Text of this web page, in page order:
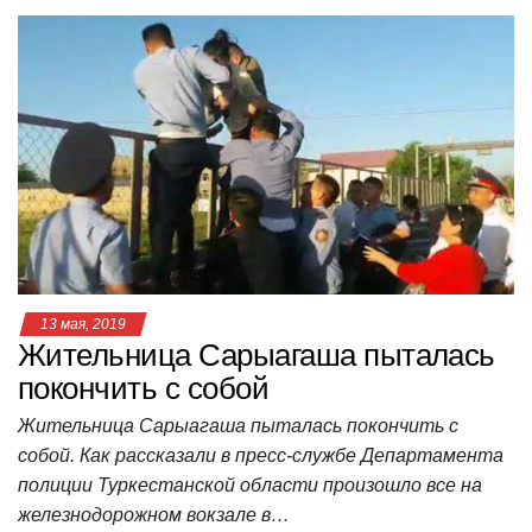
at
p
c
o
o
k
tt
er
n
o
kl
a
ss
ni
e
a
m
.R er п
в
и
т
ь
13 мая, 2019
Жительница Сарыагаша пыталась
покончить с собой
Жительница Сарыагаша пыталась покончить с
собой. Как рассказали в пресс-службе Департамента
полиции Туркестанской области произошло все на
железнодорожном вокзале в…